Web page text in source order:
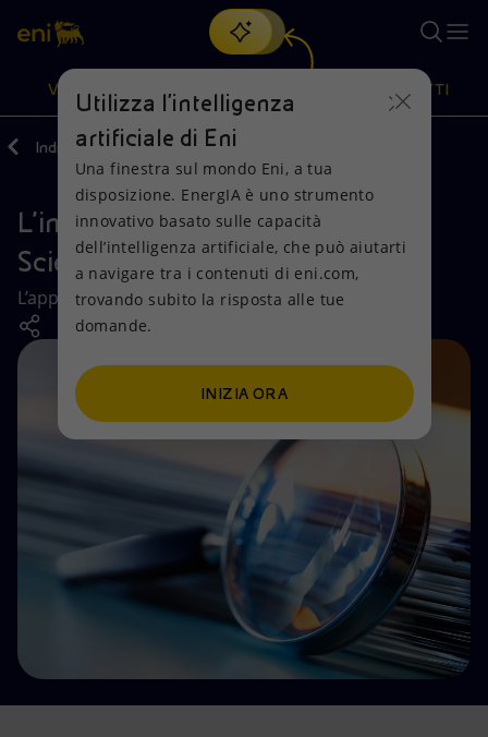
Cerca
scopri EnergIA, la nostra nuova soluzione di intelligenza
artificiale.
VISIONE
Visione
Mission e valori
Persone e Partnership
Net Zero
Modello satellitare
Energia accessibile
Innovazione
Scenari energetici
Azioni
Diversificazione energetica
Tecnologie per la transizione
Collaborazioni per l'innovazione
Attività nel mondo
PRODOTTI
Prodotti
Casa
Imprese
Mobilità
Indietro Media Eni e la falsa causa
L’inadeguatezza dell’Attribution
Science
L’approccio metodologico scelto dagli attori
Utilizza l'intelligenza
artificiale di Eni
Una finestra sul mondo Eni, a tua
disposizione. EnergIA è uno strumento
innovativo basato sulle capacità
dell’intelligenza artificiale, che può aiutarti
a navigare tra i contenuti di eni.com,
trovando subito la risposta alle tue
domande.
INIZIA ORA